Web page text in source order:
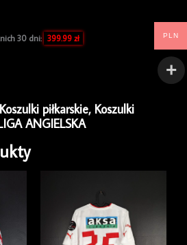
30 dni: 399.99 zł
Koszulki piłkarskie, Koszulki
ANGIELSKA
PLN